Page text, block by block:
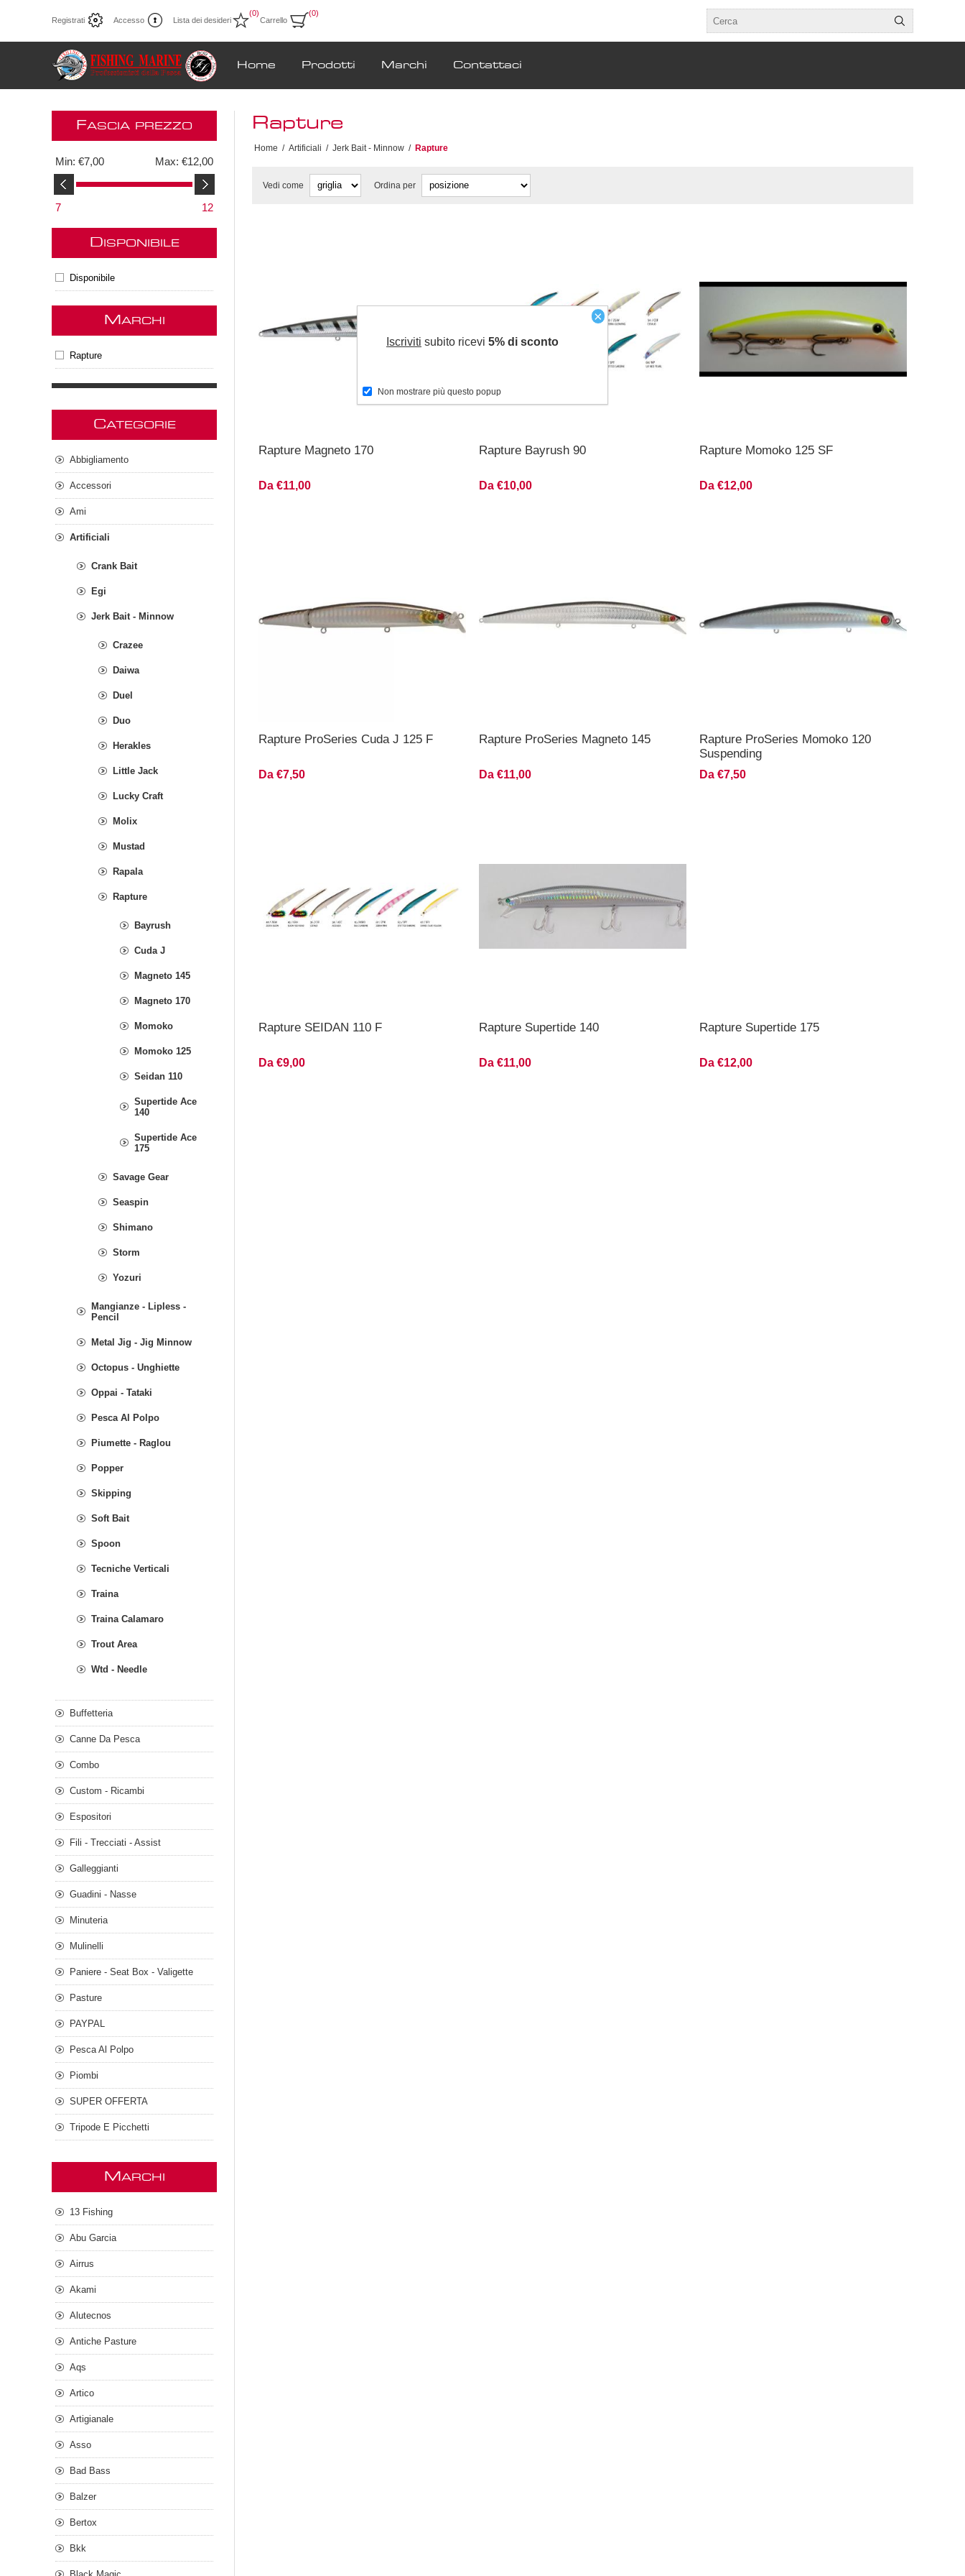
Registrati Accesso Lista dei desideri
(0)
Carrello
(0)
Home Prodotti Marchi Contattaci
Rapture
Home / Artificiali / Jerk Bait - Minnow / Rapture
Vedi come Ordina per
Rapture Magneto 170
Da €11,00
Rapture Bayrush 90
Da €10,00
Rapture Momoko 125 SF
Da €12,00
Rapture ProSeries Cuda J 125 F
Da €7,50
Rapture ProSeries Magneto 145
Da €11,00
Rapture ProSeries Momoko 120
Suspending
Da €7,50
Rapture SEIDAN 110 F
Da €9,00
Rapture Supertide 140
Da €11,00
Rapture Supertide 175
Da €12,00
FASCIA PREZZO
Min: €7,00 Max: €12,00
7 12
D ISPONIBILE
Disponibile
M ARCHI
Rapture
CATEGORIE
Abbigliamento
Accessori
Ami
Artificiali
Crank Bait
Egi
Jerk Bait - Minnow
Crazee
Daiwa
Duel
Duo
Herakles
Little Jack
Lucky Craft
Molix
Mustad
Rapala
Rapture
Bayrush
Cuda J
Magneto 145
Magneto 170
Momoko
Momoko 125
Seidan 110
Supertide Ace
140
Supertide Ace
175
Savage Gear
Seaspin
Shimano
Storm
Yozuri
Mangianze - Lipless -
Pencil
Metal Jig - Jig Minnow
Octopus - Unghiette
Oppai - Tataki
Pesca Al Polpo
Piumette - Raglou
Popper
Skipping
Soft Bait
Spoon
Tecniche Verticali
Traina
Traina Calamaro
Trout Area
Wtd - Needle
Buffetteria
Canne Da Pesca
Combo
Custom - Ricambi
Espositori
Fili - Trecciati - Assist
Galleggianti
Guadini - Nasse
Minuteria
Mulinelli
Paniere - Seat Box - Valigette
Pasture
PAYPAL
Pesca Al Polpo
Piombi
SUPER OFFERTA
Tripode E Picchetti
M ARCHI
13 Fishing
Abu Garcia
Airrus
Akami
Alutecnos
Antiche Pasture
Aqs
Artico
Artigianale
Asso
Bad Bass
Balzer
Bertox
Bkk
×
Iscriviti subito ricevi 5% di sconto
Non mostrare più questo popup